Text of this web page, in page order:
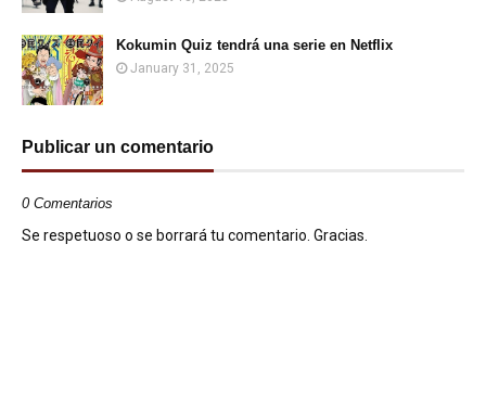
Kokumin Quiz tendrá una serie en Netflix
January 31, 2025
Publicar un comentario
0 Comentarios
Se respetuoso o se borrará tu comentario. Gracias.